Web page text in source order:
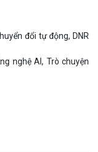
đổi tự động, DNR
nghệ AI, Trò chuyện